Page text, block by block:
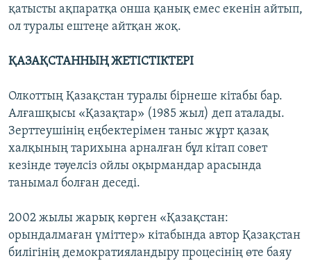
қатысты ақпаратқа онша қанық емес екенін айтып,
ол туралы ештеңе айтқан жоқ.
ҚАЗАҚСТАННЫҢ ЖЕТІСТІКТЕРІ
Олкоттың Қазақстан туралы бірнеше кітабы бар.
Алғашқысы «Қазақтар» (1985 жыл) деп аталады.
Зерттеушінің еңбектерімен таныс жұрт қазақ
халқының тарихына арналған бұл кітап совет
кезінде тәуелсіз ойлы оқырмандар арасында
танымал болған деседі.
2002 жылы жарық көрген «Қазақстан:
орындалмаған үміттер» кітабында автор Қазақстан
билігінің демократияландыру процесінің өте баяу